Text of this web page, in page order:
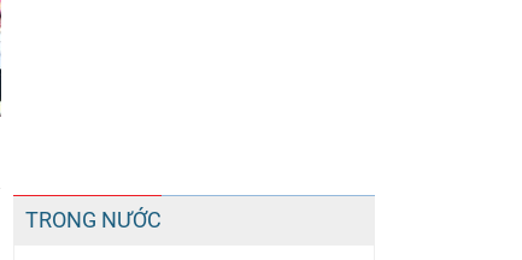
Chia sẻ
Facebook
TRONG NƯỚC